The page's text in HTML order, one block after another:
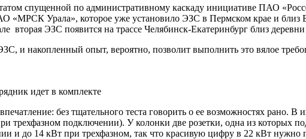
спущенной по административному каскаду инициативе ПАО
«МРСК Урала», которое уже установило ЭЗС в Пермском крае и близ
ЭЗС появится на трассе Челябинск-Екатеринбург близ деревни
и накопленный опыт, вероятно, позволит выполнить это вялое
идет в комплекте
без тщательного теста говорить о ее возможностях рано.
трехфазном подключении). У колонки две розетки, одна из которых
и до 14 кВт при трехфазном, так что красивую цифру в 22 кВт нужно